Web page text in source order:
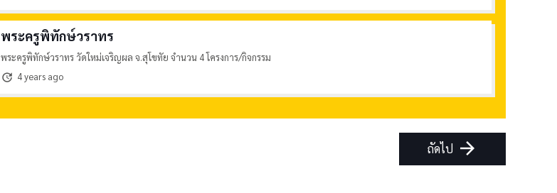
พระครูพิทักษ์วราทร
พระครูพิทักษ์วราทร วัดใหม่เจริญผล จ.สุโขทัย จำนวน 4 โครงการ/กิจกรรม
update 4 years ago
ถัดไป arrow_forward